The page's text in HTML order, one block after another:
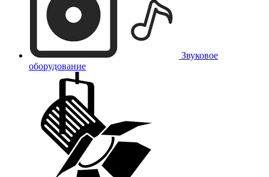
Звуковое
оборудование